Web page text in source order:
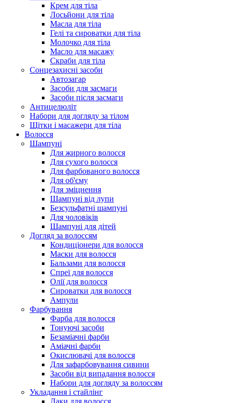
Крем для тіла
Лосьйони для тіла
Масла для тіла
Гелі та сироватки для тіла
Молочко для тіла
Масло для масажу
Скраби для тіла
Сонцезахисні засоби
Автозагар
Засоби для засмаги
Засоби після засмаги
Антицелюліт
Набори для догляду за тілом
Щітки і масажери для тіла
Волосся
Шампуні
Для жирного волосся
Для сухого волосся
Для фарбованого волосся
Для об'єму
Для зміцнення
Шампуні від лупи
Безсульфатні шампуні
Для чоловіків
Шампуні для дітей
Догляд за волоссям
Кондиціонери для волосся
Маски для волосся
Бальзами для волосся
Спреї для волосся
Олії для волосся
Сироватки для волосся
Ампули
Фарбування
Фарба для волосся
Тонуючі засоби
Безаміачні фарби
Аміачні фарби
Окислювачі для волосся
Для зафарбовування сивини
Засоби від випадання волосся
Набори для догляду за волоссям
Укладання і стайлінг
Лаки для волосся